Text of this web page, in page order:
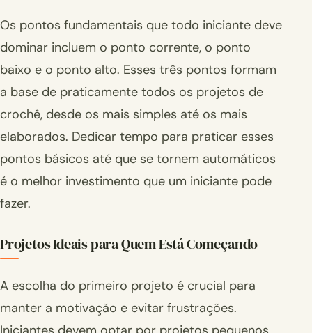
Os pontos fundamentais que todo iniciante deve
dominar incluem o ponto corrente, o ponto
baixo e o ponto alto. Esses três pontos formam
a base de praticamente todos os projetos de
crochê, desde os mais simples até os mais
elaborados. Dedicar tempo para praticar esses
pontos básicos até que se tornem automáticos
é o melhor investimento que um iniciante pode
fazer.
Projetos Ideais para Quem Está Começando
A escolha do primeiro projeto é crucial para
manter a motivação e evitar frustrações.